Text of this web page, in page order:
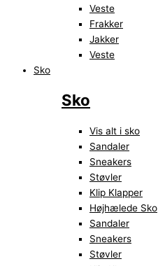
Veste
Frakker
Jakker
Veste
Sko
Sko
Vis alt i sko
Sandaler
Sneakers
Støvler
Klip Klapper
Højhælede Sko
Sandaler
Sneakers
Støvler